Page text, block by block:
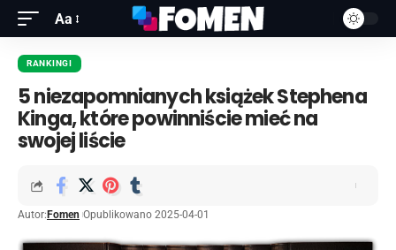
Aa
RANKINGI
5 niezapomnianych książek Stephena
Kinga, które powinniście mieć na
swojej liście
Autor: Fomen Opublikowano 2025-04-01